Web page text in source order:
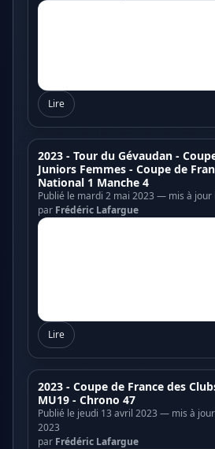
Lire
2023 - Tour du Gévaudan -
Juniors Femmes - Coupe de
National 1 Manche 4
Publié le mardi 2 mai 2023 — mis à jour
par Frédéric Lafargue
Lire
2023 - Coupe de France des
MU19 - Chrono 47
Publié le jeudi 13 avril 2023 — mis à
2023
par Frédéric Lafargue